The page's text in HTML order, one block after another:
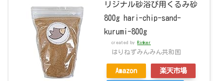
リジナル砂浴び用くるみ砂
800g hari-chip-sand-
kurumi-800g
created by Rinker
はりねずみんみん共和国
Amazon 楽天市場